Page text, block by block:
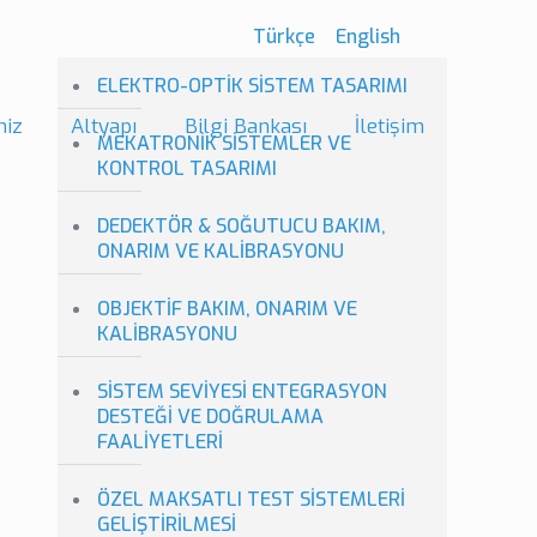
Türkçe English
Altyapı Bilgi Bankası İletişim
ELEKTRO-OPTİK SİSTEM TASARIMI
MEKATRONİK SİSTEMLER VE
KONTROL TASARIMI
DEDEKTÖR & SOĞUTUCU BAKIM,
ONARIM VE KALİBRASYONU
OBJEKTİF BAKIM, ONARIM VE
KALİBRASYONU
SİSTEM SEVİYESİ ENTEGRASYON
DESTEĞİ VE DOĞRULAMA
FAALİYETLERİ
ÖZEL MAKSATLI TEST SİSTEMLERİ
GELİŞTİRİLMESİ